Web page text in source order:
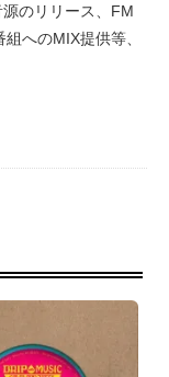
のリリース、FM
へのMIX提供等、